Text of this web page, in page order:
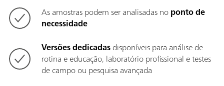
As amostras podem ser analisadas noponto de
necessidade
Versões dedicadasdisponíveis para análise de
rotina e educação, laboratório profissional e testes
de campo ou pesquisa avançada